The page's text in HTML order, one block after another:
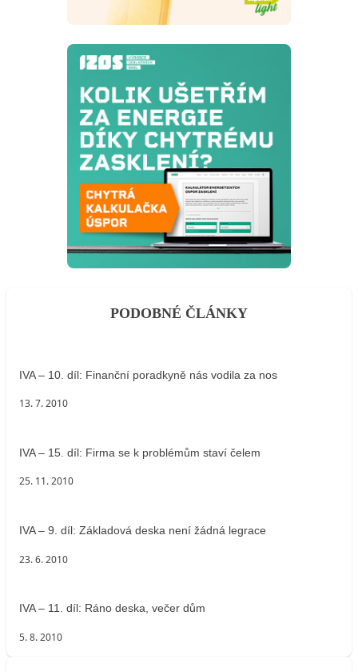
PODOBNÉ ČLÁNKY
IVA – 10. díl: Finanční poradkyně nás vodila za nos
13. 7. 2010
IVA – 15. díl: Firma se k problémům staví čelem
25. 11. 2010
IVA – 9. díl: Základová deska není žádná legrace
23. 6. 2010
IVA – 11. díl: Ráno deska, večer dům
5. 8. 2010